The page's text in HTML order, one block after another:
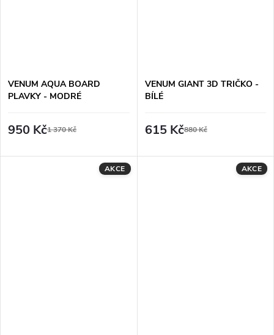
VENUM AQUA BOARD
PLAVKY - MODRÉ
950 Kč1 370 Kč
VENUM GIANT 3D TRIČKO -
BÍLÉ
615 Kč880 Kč
AKCE AKCE